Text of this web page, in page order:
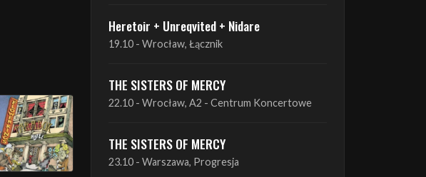
07.10 - Warszawa, Oczki
19.10 - Wrocław, Łącznik
22.10 - Wrocław, A2 - Centrum Koncertowe